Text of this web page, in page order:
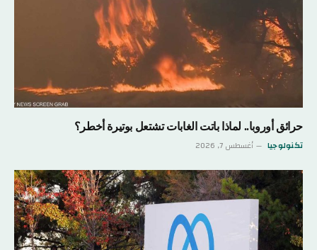
حرائق أوروبا.. لماذا باتت الغابات تشتعل بوتيرة أخطر؟
تكنولوجيا أغسطس 7, 2026